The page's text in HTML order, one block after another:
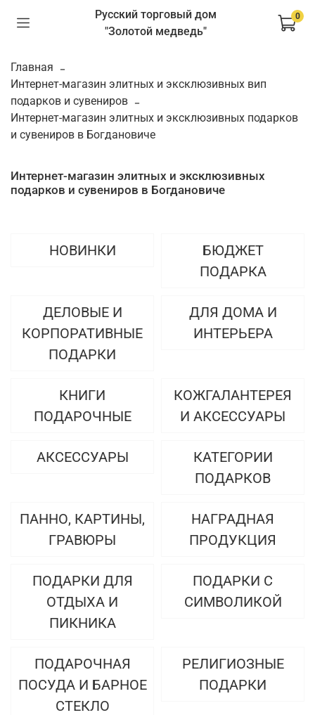
Русский торговый дом
"Золотой медведь"
0
Главная
Интернет-магазин элитных и эксклюзивных вип
подарков и сувениров
Интернет-магазин элитных и эксклюзивных подарков
и сувениров в Богдановиче
Интернет-магазин элитных и эксклюзивных
подарков и сувениров в Богдановиче
НОВИНКИ
БЮДЖЕТ
ПОДАРКА
ДЕЛОВЫЕ И
КОРПОРАТИВНЫЕ
ПОДАРКИ
ДЛЯ ДОМА И
ИНТЕРЬЕРА
КНИГИ
ПОДАРОЧНЫЕ
КОЖГАЛАНТЕРЕЯ
И АКСЕССУАРЫ
АКСЕССУАРЫ
КАТЕГОРИИ
ПОДАРКОВ
ПАННО, КАРТИНЫ,
ГРАВЮРЫ
НАГРАДНАЯ
ПРОДУКЦИЯ
ПОДАРКИ ДЛЯ
ОТДЫХА И
ПИКНИКА
ПОДАРКИ С
СИМВОЛИКОЙ
ПОДАРОЧНАЯ
ПОСУДА И БАРНОЕ
СТЕКЛО
РЕЛИГИОЗНЫЕ
ПОДАРКИ